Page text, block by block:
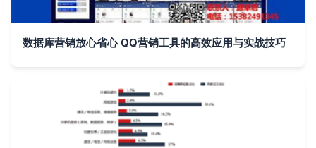
数据库营销放心省心 QQ营销工具的高效应用与实战技巧